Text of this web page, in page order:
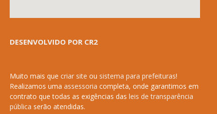
DESENVOLVIDO POR CR2
Muito mais que criar site ou sistema para prefeituras!
Realizamos uma assessoria completa, onde garantimos em
contrato que todas as exigências das leis de transparência
pública serão atendidas.